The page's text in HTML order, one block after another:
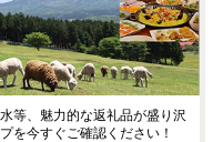
等、魅力的な返礼品が盛り沢
を今すぐご確認ください！